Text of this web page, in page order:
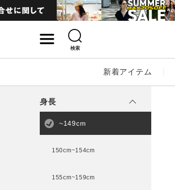
検索
新着アイテム
キーワード
身長
~149cm
150cm~154cm
155cm~159cm